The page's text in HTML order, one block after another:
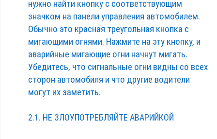
нужно найти кнопку с соответствующим
значком на панели управления автомобилем.
Обычно это красная треугольная кнопка с
мигающими огнями. Нажмите на эту кнопку, и
аварийные мигающие огни начнут мигать.
Убедитесь, что сигнальные огни видны со всех
сторон автомобиля и что другие водители
могут их заметить.
2.1. НЕ ЗЛОУПОТРЕБЛЯЙТЕ АВАРИЙКОЙ